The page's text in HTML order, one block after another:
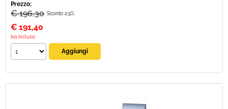
Prezzo:
€ 196,30 Sconto 2.5%
€ 191,40
Iva inclusa